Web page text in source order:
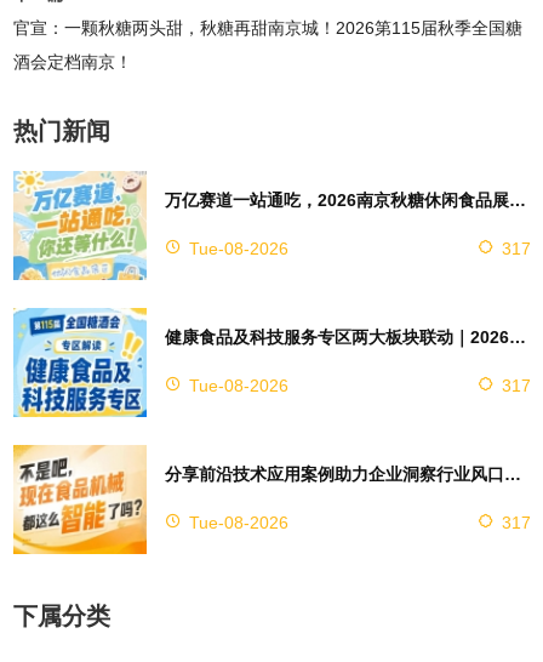
官宣：一颗秋糖两头甜，秋糖再甜南京城！2026第115届秋季全国糖
酒会定档南京！
热门新闻
万亿赛道一站通吃，2026南京秋糖休闲食品展区4万㎡超大展馆等你来占位
Tue-08-2026 317
健康食品及科技服务专区两大板块联动｜2026南京秋糖实现双向赋能助力企业对接技术资源
Tue-08-2026 317
分享前沿技术应用案例助力企业洞察行业风口，2026南京秋糖9号馆赋能创新
Tue-08-2026 317
下属分类